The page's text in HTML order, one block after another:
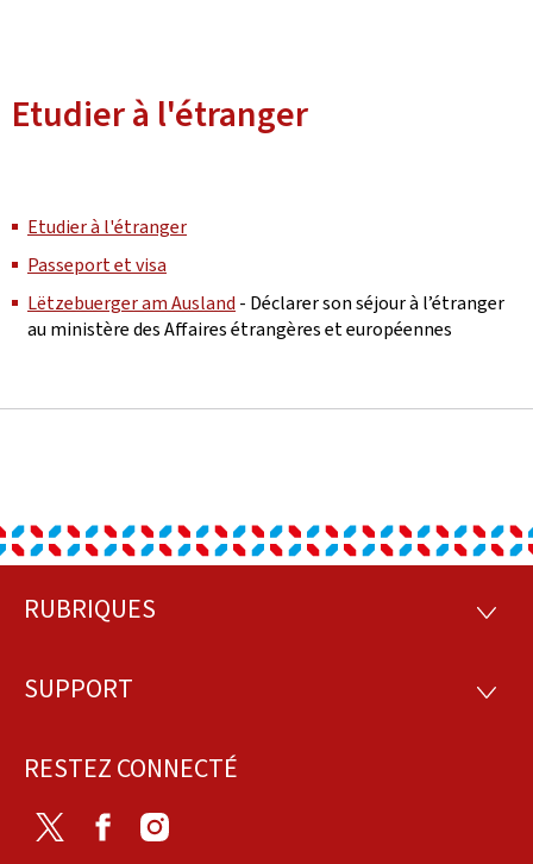
Etudier à l'étranger
Etudier à l'étranger
Passeport et visa
Lëtzebuerger am Ausland - Déclarer son séjour à l’étranger
au ministère des Affaires étrangères et européennes
Pied
page
RUBRIQUES
SUPPORT
RESTEZ CONNECTÉ
Twitter Facebook